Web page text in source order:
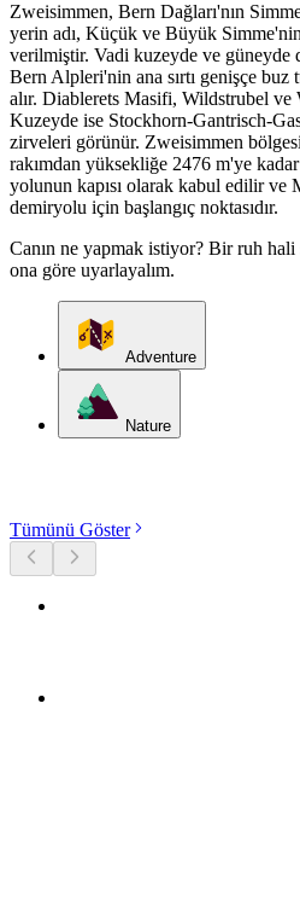
Zweisimmen, Bern Dağları'nın
yerin adı, Küçük ve Büyük
verilmiştir. Vadi kuzeyde ve güneyde
Bern Alpleri'nin ana sırtı genişçe
alır. Diablerets Masifi, Wildstrubel ve
Kuzeyde ise Stockhorn-Gantrisch-
zirveleri görünür. Zweisimmen
rakımdan yüksekliğe 2476 m'ye
yolunun kapısı olarak kabul edilir ve
demiryolu için başlangıç noktasıdır.
Canın ne yapmak istiyor? Bir ruh
ona göre uyarlayalım.
Adventure
Nature
Tümünü Göster